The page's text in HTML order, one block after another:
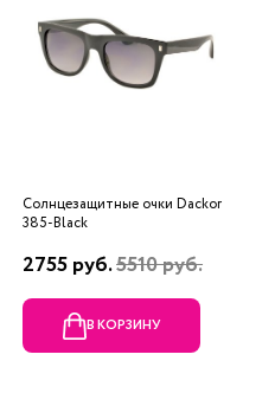
Солнцезащитные очки Dackor
385-Black
2755 руб.5510 руб.
В КОРЗИНУ